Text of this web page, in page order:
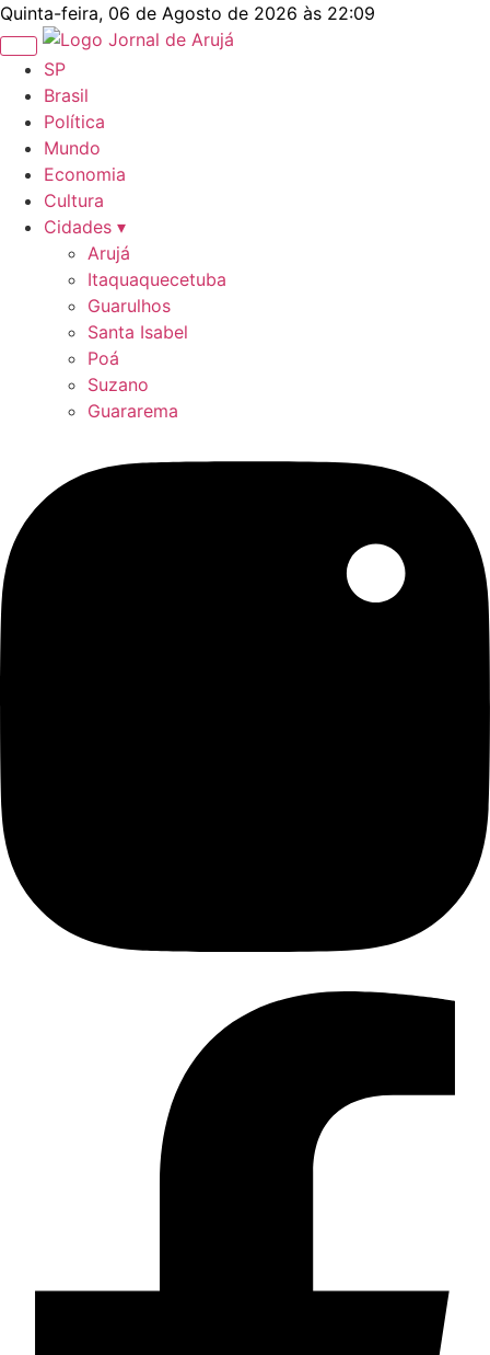
Ir
para
conteúdo
Quinta-feira, 06 de Agosto de 2026 às 22:09
SP
Brasil
Política
Mundo
Economia
Cultura
Cidades ▾
Arujá
Itaquaquecetuba
Guarulhos
Santa Isabel
Poá
Suzano
Guararema